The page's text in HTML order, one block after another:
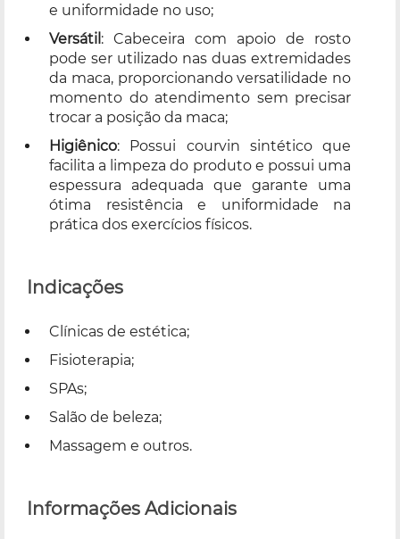
e uniformidade no uso;
Versátil : Cabeceira com apoio de rosto
pode ser utilizado nas duas extremidades
da maca, proporcionando versatilidade no
momento do atendimento sem precisar
trocar a posição da maca;
Higiênico: Possui courvin sintético que
facilita a limpeza do produto e possui uma
espessura adequada que garante uma
ótima resistência e uniformidade na
prática dos exercícios físicos.
Indicações
Clínicas de estética;
Fisioterapia;
SPAs;
Salão de beleza;
Massagem e outros.
Informações Adicionais